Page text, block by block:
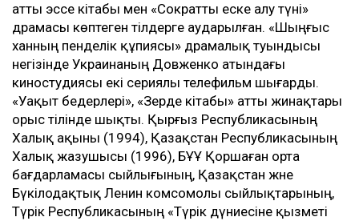
атты эссе кітабы мен «Сократты еске алу түні»
драмасы көптеген тілдерге аударылған. «Шыңғыс
ханның пенделік құпиясы» драмалық туындысы
негізінде Украинаның Довженко атындағы
киностудиясы екі сериялы телефильм шығарды.
«Уақыт бедерлері», «Зерде кітабы» атты жинақтары
орыс тілінде шықты. Қырғыз Республикасының
Халық ақыны (1994), Қазақстан Республикасының
Халық жазушысы (1996), БҰҰ Қоршаған орта
бағдарламасы сыйлығының, Қазақстан және
Бүкілодақтық Ленин комсомолы сыйлықтарының,
Түрік Республикасының «Түрік дүниесіне қызметі